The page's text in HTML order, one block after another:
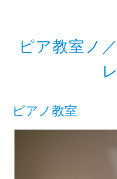
ピア教室ノ
ピアノ教室